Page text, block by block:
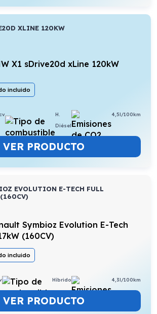
XLINE 120KW
incluido
H.
Diésel
4,5l/100km
VER PRODUCTO
EVOLUTION E-TECH FULL
incluido
Híbrido 4,3l/100km
VER PRODUCTO